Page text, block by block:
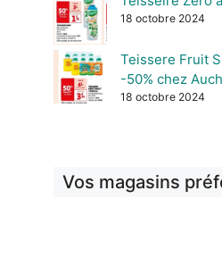
18 octobre 2024
Teissere Fruit
-50% chez
18 octobre 2024
Vos magasins